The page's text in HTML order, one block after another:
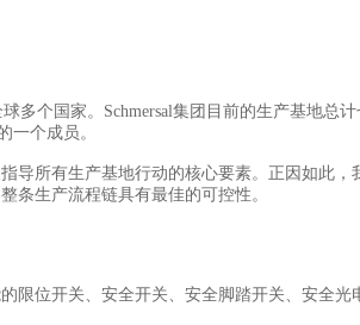
多个国家。Schmersal集团目前的生产基地总
一个成员。
导所有生产基地行动的核心要素。正因如此，
条生产流程链具有最佳的可控性。
位开关、安全开关、安全脚踏开关、安全光